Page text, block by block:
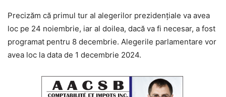
Precizăm că primul tur al alegerilor prezidențiale va avea
loc pe 24 noiembrie, iar al doilea, dacă va fi necesar, a fost
programat pentru 8 decembrie. Alegerile parlamentare vor
avea loc la data de 1 decembrie 2024.